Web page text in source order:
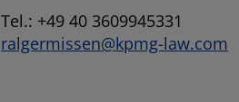
Tel.: +49 40 3609945331
ralgermissen@kpmg-law.com